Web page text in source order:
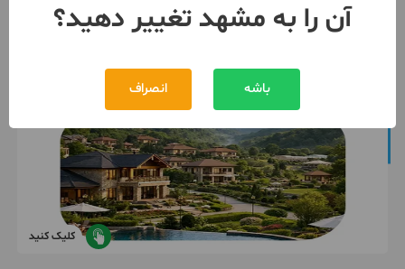
کلیک کنید
آن را به مشهد تغییر دهید؟
باشه انصراف